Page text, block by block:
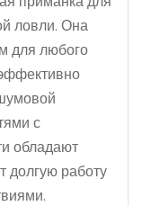
ловли. Она
для любого
с
обладают
долгую работу